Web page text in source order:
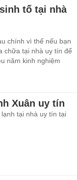
tố tại nhà
chính vì thế nếu bạn
chữa tại nhà uy tín để
năm kinh nghiệm
Xuân uy tín
tại nhà uy tín tại